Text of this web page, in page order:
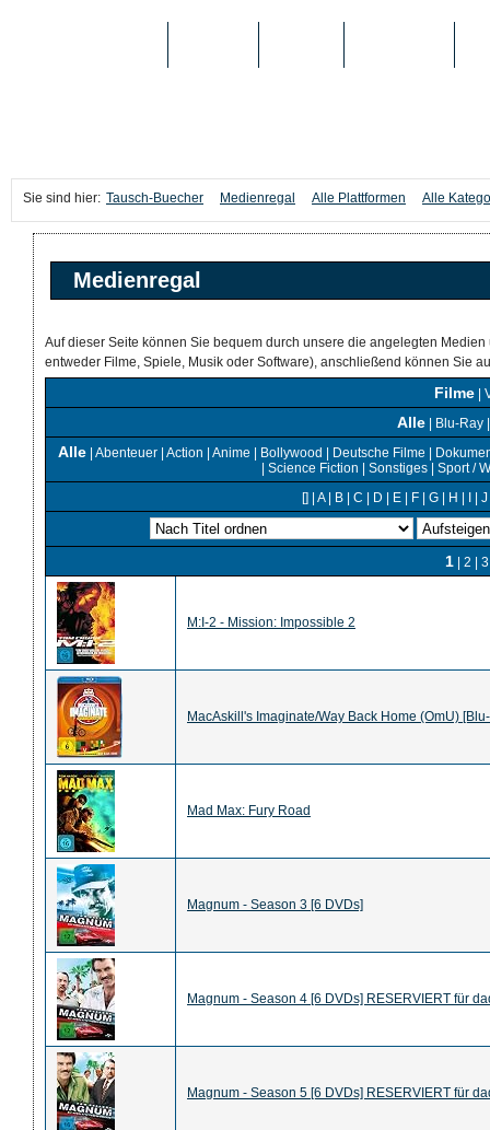
Sie sind hier: Tausch-Buecher Medienregal Alle Plattformen Alle
Medienregal
Auf dieser Seite können Sie bequem durch unsere die angelegten
entweder Filme, Spiele, Musik oder Software), anschließend können Sie
Filme|
Alle| Blu-Ray
Alle Abenteuer Action Anime Bollywood Deutsche Filme
Science Fiction Sonstiges| Sport /
[]
A| B| C D E| F| G| H J
1 2 3
M:I-2 - Mission: Impossible 2
MacAskill's Imaginate/Way Back Home (OmU)
Mad Max: Fury Road
Magnum - Season 3 [6 DVDs]
Magnum - Season 4 [6 DVDs] RESERVIERT für
Magnum - Season 5 [6 DVDs] RESERVIERT für